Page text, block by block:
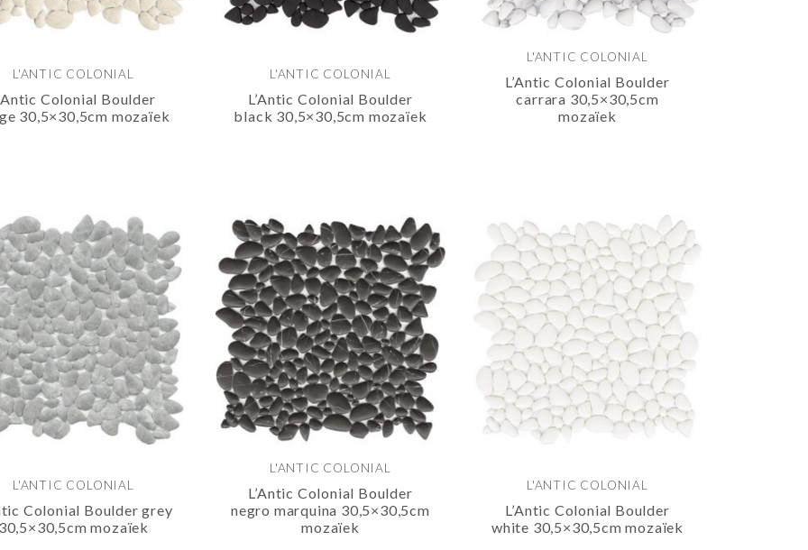
L'ANTIC COLONIAL
Colonial Boulder
30,5×30,5cm mozaïek
L'ANTIC COLONIAL
L’Antic Colonial Boulder
black 30,5×30,5cm mozaïek
L'ANTIC COLONIAL
L’Antic Colonial Boulder
carrara 30,5×30,5cm
mozaïek
L'ANTIC COLONIAL
Colonial Boulder grey
mozaïek
L'ANTIC COLONIAL
L’Antic Colonial Boulder
negro marquina 30,5×30,5cm
mozaïek
L'ANTIC COLONIAL
L’Antic Colonial Boulder
white 30,5×30,5cm mozaïek